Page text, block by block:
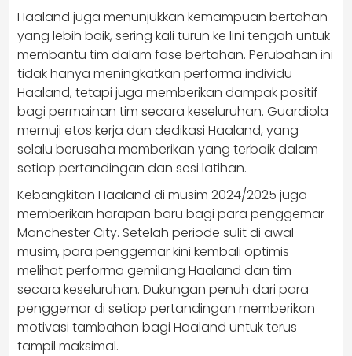
Haaland juga menunjukkan kemampuan bertahan
yang lebih baik, sering kali turun ke lini tengah untuk
membantu tim dalam fase bertahan. Perubahan ini
tidak hanya meningkatkan performa individu
Haaland, tetapi juga memberikan dampak positif
bagi permainan tim secara keseluruhan. Guardiola
memuji etos kerja dan dedikasi Haaland, yang
selalu berusaha memberikan yang terbaik dalam
setiap pertandingan dan sesi latihan.
Kebangkitan Haaland di musim 2024/2025 juga
memberikan harapan baru bagi para penggemar
Manchester City. Setelah periode sulit di awal
musim, para penggemar kini kembali optimis
melihat performa gemilang Haaland dan tim
secara keseluruhan. Dukungan penuh dari para
penggemar di setiap pertandingan memberikan
motivasi tambahan bagi Haaland untuk terus
tampil maksimal.